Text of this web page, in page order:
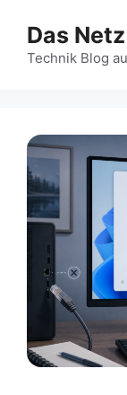
Inhalt
springen
Das
Technik Blog